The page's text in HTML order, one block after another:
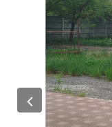
Previous